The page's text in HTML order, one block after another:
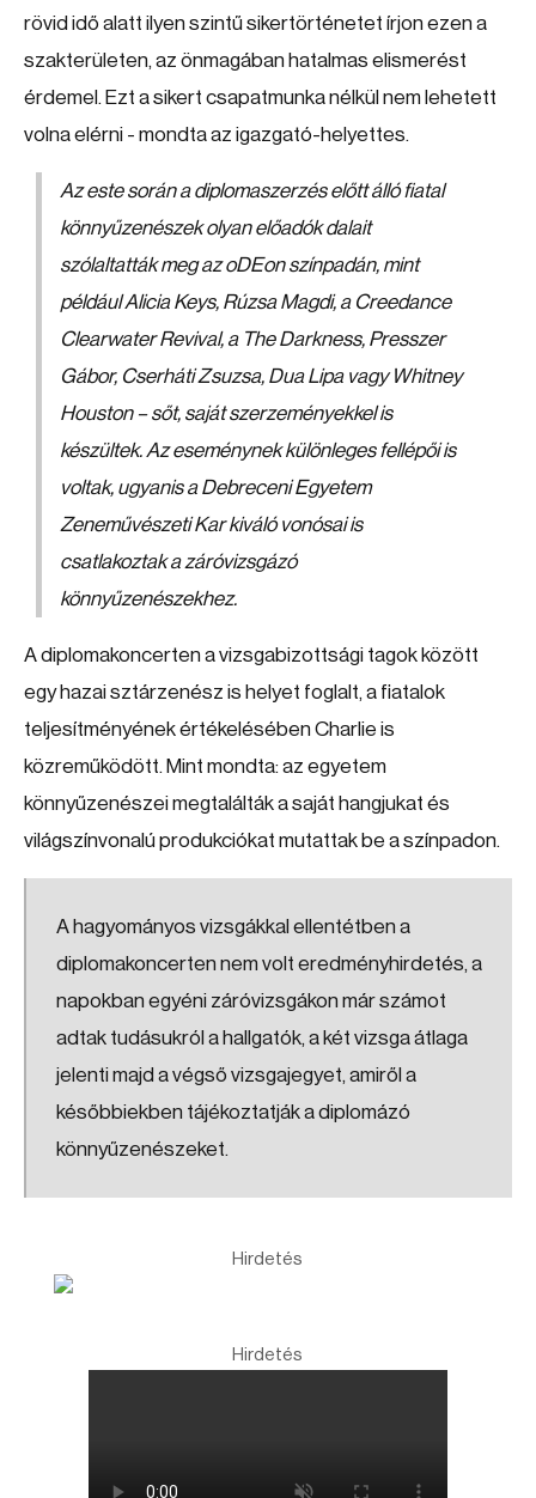
rövid idő alatt ilyen szintű sikertörténetet írjon ezen a
szakterületen, az önmagában hatalmas elismerést
érdemel. Ezt a sikert csapatmunka nélkül nem lehetett
volna elérni - mondta az igazgató-helyettes.
Az este során a diplomaszerzés előtt álló fiatal
könnyűzenészek olyan előadók dalait
szólaltatták meg az oDEon színpadán, mint
például Alicia Keys, Rúzsa Magdi, a Creedance
Clearwater Revival, a The Darkness, Presszer
Gábor, Cserháti Zsuzsa, Dua Lipa vagy Whitney
Houston – sőt, saját szerzeményekkel is
készültek. Az eseménynek különleges fellépői is
voltak, ugyanis a Debreceni Egyetem
Zeneművészeti Kar kiváló vonósai is
csatlakoztak a záróvizsgázó
könnyűzenészekhez.
A diplomakoncerten a vizsgabizottsági tagok között
egy hazai sztárzenész is helyet foglalt, a fiatalok
teljesítményének értékelésében Charlie is
közreműködött. Mint mondta: az egyetem
könnyűzenészei megtalálták a saját hangjukat és
világszínvonalú produkciókat mutattak be a színpadon.
A hagyományos vizsgákkal ellentétben a
diplomakoncerten nem volt eredményhirdetés, a
napokban egyéni záróvizsgákon már számot
adtak tudásukról a hallgatók, a két vizsga átlaga
jelenti majd a végső vizsgajegyet, amiről a
későbbiekben tájékoztatják a diplomázó
könnyűzenészeket.
Hirdetés
Hirdetés